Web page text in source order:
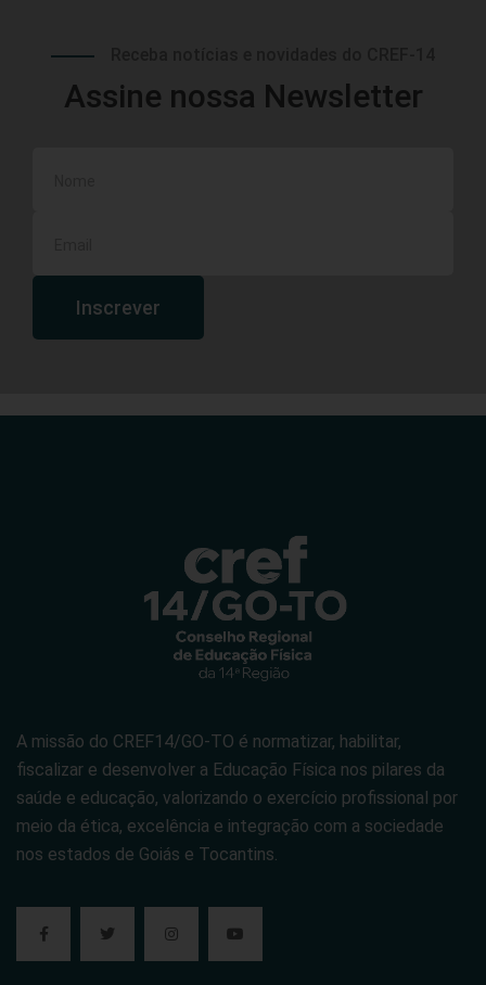
Assine nossa Newsletter
Inscrever
A missão do CREF14/GO-TO é normatizar, habilitar,
fiscalizar e desenvolver a Educação Física nos pilares da
saúde e educação, valorizando o exercício profissional por
meio da ética, excelência e integração com a sociedade
nos estados de Goiás e Tocantins.